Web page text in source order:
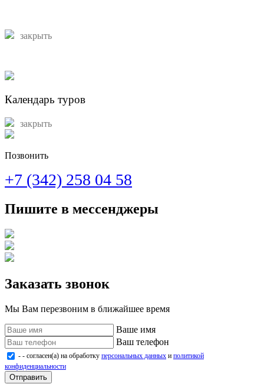
закрыть
Календарь туров
закрыть
Позвонить
+7 (342) 258 04 58
Пишите в мессенджеры
Заказать звонок
Мы Вам перезвоним в ближайшее время
Ваше имя
Ваш телефон
- - согласен(а) на обработку персональных данных и политикой
конфиденциальности
Отправить